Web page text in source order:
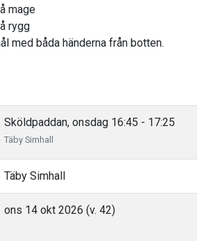
mage
rygg
med båda händerna från botten.
Sköldpaddan, onsdag 16:45 - 17:25
Täby Simhall
Täby Simhall
ons 14 okt 2026 (v. 42)